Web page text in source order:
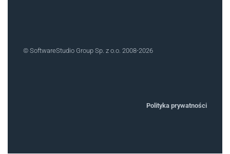
© SoftwareStudio Group Sp. z o.o. 2008-2026
Polityka prywatności